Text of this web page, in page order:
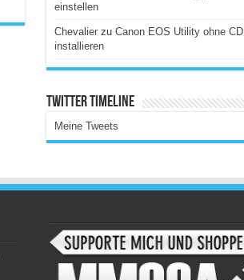
einstellen
Chevalierzu Canon EOS Utility ohne CD
installieren
Twitter Timeline
Meine Tweets